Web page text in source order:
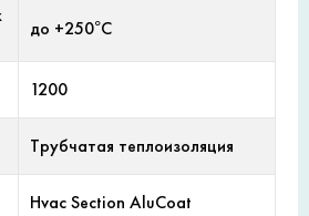
до +250°С
1200
Трубчатая теплоизоляция
Hvac Section AluCoat